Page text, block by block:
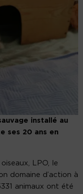
installé au
ses 20 ans en
LPO, le
domaine d’action à
animaux ont été